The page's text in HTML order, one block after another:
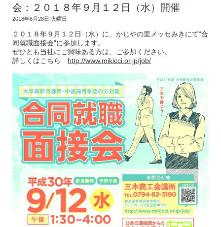
会：２０１８年９月１２日（水）開催
2018年8月28日 火曜日
２０１８年９月１２日（水）に、かじやの里メッセみきにて“合
同就職面接会”に参加します。
ぜひとも当社にご興味ある方は、ご参加ください。
詳しくはこちら http://www.mikicci.or.jp/job/